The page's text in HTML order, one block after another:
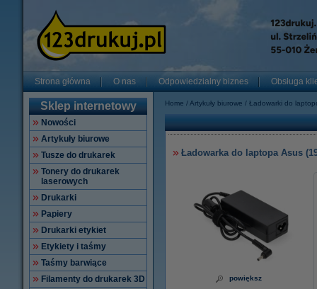
Strona główna O nas Odpowiedzialny biznes Obsługa
Sklep internetowy
Nowości
Artykuły biurowe
Tusze do drukarek
Tonery do drukarek
laserowych
Drukarki
Papiery
Drukarki etykiet
Etykiety i taśmy
Taśmy barwiące
Filamenty do drukarek 3D
Home Artykuły biurowe Ładowarki do
Ładowarka do laptopa Asus
powiększ